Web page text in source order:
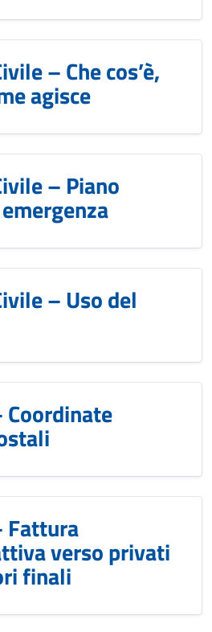
– Che cos’è,
agisce
– Piano
– Uso del
Coordinate
Fattura
verso privati
finali